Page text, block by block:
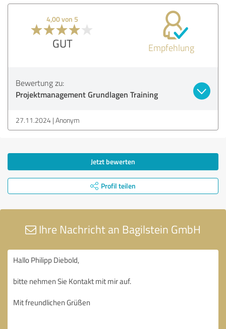
4,00 von 5
GUT Empfehlung
Bewertung zu:
Projektmanagement Grundlagen Training
27.11.2024 Anonym
Jetzt bewerten
Profil teilen
Ihre Nachricht an Bagilstein GmbH